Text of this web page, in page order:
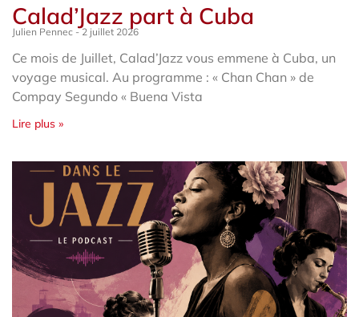
Calad’Jazz part à Cuba
Julien Pennec 2 juillet 2026
Ce mois de Juillet, Calad’Jazz vous emmene à Cuba, un
voyage musical. Au programme : « Chan Chan » de
Compay Segundo « Buena Vista
Lire plus »